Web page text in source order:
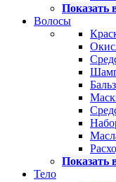
Показать
Волосы
Показать
Тело